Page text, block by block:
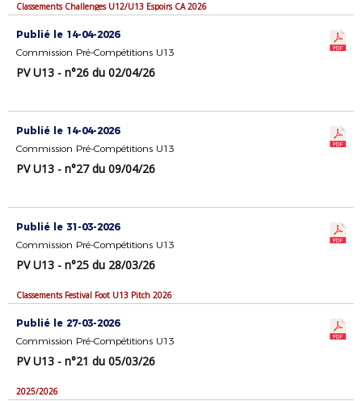
Classements Challenges U12/U13 Espoirs CA 2026
Publié le 14-04-2026
Commission Pré-Compétitions U13
PV U13 - n°26 du 02/04/26
Publié le 14-04-2026
Commission Pré-Compétitions U13
PV U13 - n°27 du 09/04/26
Publié le 31-03-2026
Commission Pré-Compétitions U13
PV U13 - n°25 du 28/03/26
Classements Festival Foot U13 Pitch 2026
Publié le 27-03-2026
Commission Pré-Compétitions U13
PV U13 - n°21 du 05/03/26
2025/2026